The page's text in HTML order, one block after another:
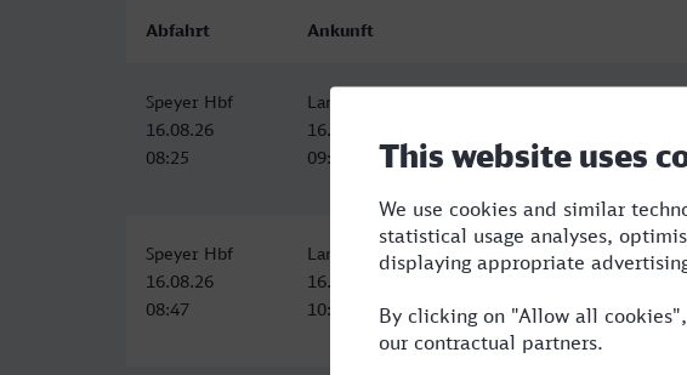
Abfahrt Ankunft
Speyer Hbf
16.08.26
08:25
Landau (Pfalz) Hbf
16.08.26
09:15
Speyer Hbf
16.08.26
08:47
Landau (Pfalz) Hbf
16.08.26
10:57